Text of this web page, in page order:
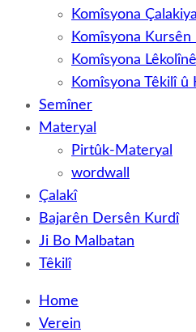
Komîsyona
Komîsyona Kursên
Komîsyona Lêkolînê
Komîsyona Têkilî û
Semîner
Materyal
Pirtûk-Materyal
wordwall
Çalakî
Bajarên Dersên Kurdî
Ji Bo Malbatan
Têkilî
Home
Verein